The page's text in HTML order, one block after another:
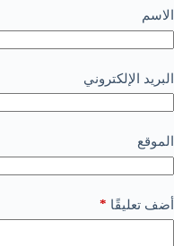
الاسم
البريد الإلكتروني
الموقع
أضف تعليقًا *